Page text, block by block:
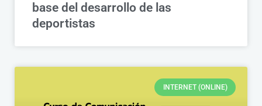
base del desarrollo de las
deportistas
INTERNET (ONLINE)